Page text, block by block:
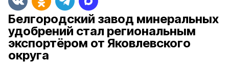
Белгородский завод минеральных
удобрений стал региональным
экспортёром от Яковлевского
округа